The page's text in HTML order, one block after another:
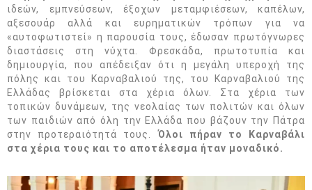
ιδεών, εμπνεύσεων, έξοχων μεταμφιέσεων, καπέλων,
αξεσουάρ αλλά και ευρηματικών τρόπων για να
«αυτοφωτιστεί» η παρουσία τους, έδωσαν πρωτόγνωρες
διαστάσεις στη νύχτα. Φρεσκάδα, πρωτοτυπία και
δημιουργία, που απέδειξαν ότι η μεγάλη υπεροχή της
πόλης και του Καρναβαλιού της, του Καρναβαλιού της
Ελλάδας βρίσκεται στα χέρια όλων. Στα χέρια των
τοπικών δυνάμεων, της νεολαίας των πολιτών και όλων
των παιδιών από όλη την Ελλάδα που βάζουν την Πάτρα
στην προτεραιότητά τους.Όλοι πήραν το Καρναβάλι
στα χέρια τους και το αποτέλεσμα ήταν μοναδικό.